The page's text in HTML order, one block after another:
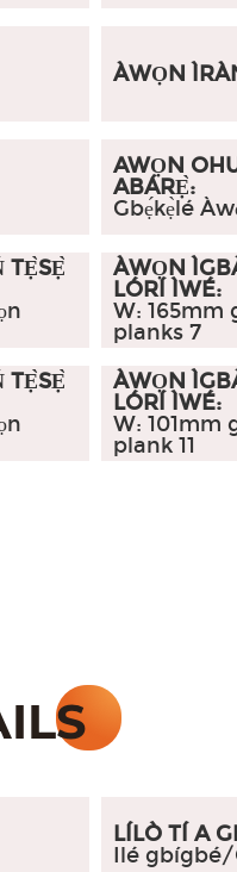
ÀWỌN
AWỌN
ABÁRẸ̀:
Gbẹ́kẹ̀lé
TẸ̀SẸ̀
ÀWỌN
LÓRÍ ÌWÉ:
W: 165mm
planks 7
TẸ̀SẸ̀
ÀWỌN
LÓRÍ ÌWÉ:
W: 101mm
plank 11
LÍLÒ TÍ A
Ilé